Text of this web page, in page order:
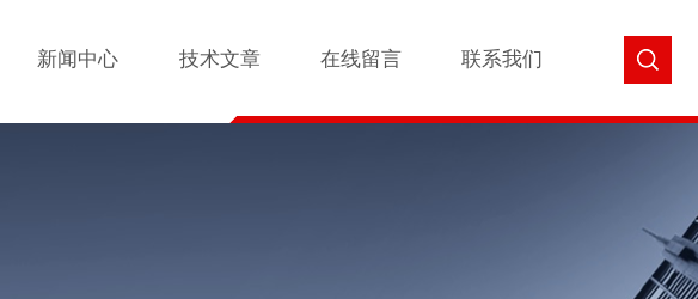
新闻中心 技术文章 在线留言 联系我们